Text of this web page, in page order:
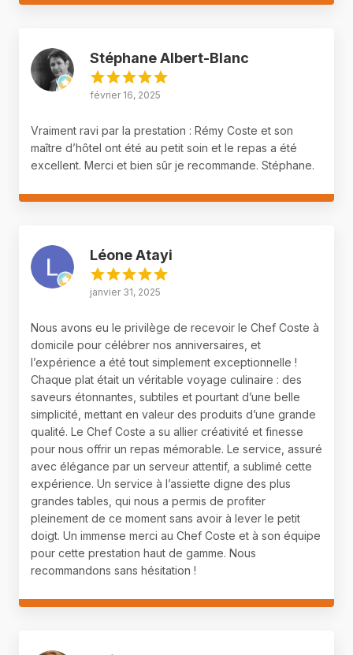
Stéphane Albert-Blanc
février 16, 2025
Vraiment ravi par la prestation : Rémy Coste et son
maître d’hôtel ont été au petit soin et le repas a été
excellent. Merci et bien sûr je recommande. Stéphane.
Léone Atayi
janvier 31, 2025
Nous avons eu le privilège de recevoir le Chef Coste à
domicile pour célébrer nos anniversaires, et
l’expérience a été tout simplement exceptionnelle !
Chaque plat était un véritable voyage culinaire : des
saveurs étonnantes, subtiles et pourtant d’une belle
simplicité, mettant en valeur des produits d’une grande
qualité. Le Chef Coste a su allier créativité et finesse
pour nous offrir un repas mémorable. Le service, assuré
avec élégance par un serveur attentif, a sublimé cette
expérience. Un service à l’assiette digne des plus
grandes tables, qui nous a permis de profiter
pleinement de ce moment sans avoir à lever le petit
doigt. Un immense merci au Chef Coste et à son équipe
pour cette prestation haut de gamme. Nous
recommandons sans hésitation !